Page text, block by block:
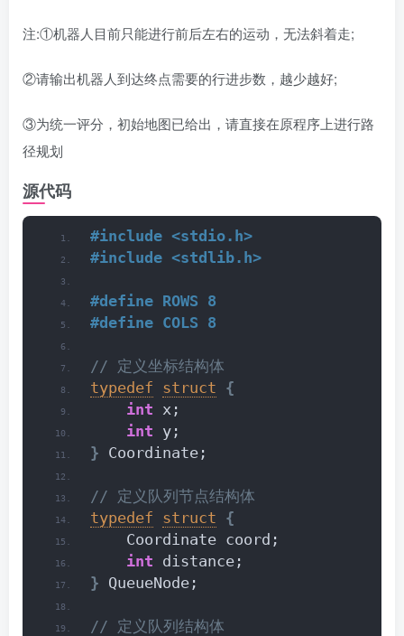
注:①机器人目前只能进行前后左右的运动，无法斜着走;
②请输出机器人到达终点需要的行进步数，越少越好;
③为统一评分，初始地图已给出，请直接在原程序上进行路
径规划
源代码
#include <stdio.h>
#include <stdlib.h>
#define ROWS 8
#define COLS 8
// 定义坐标结构体
typedef struct {
int x;
int y;
} Coordinate;
// 定义队列节点结构体
typedef struct {
    Coordinate coord;
int distance;
} QueueNode;
// 定义队列结构体